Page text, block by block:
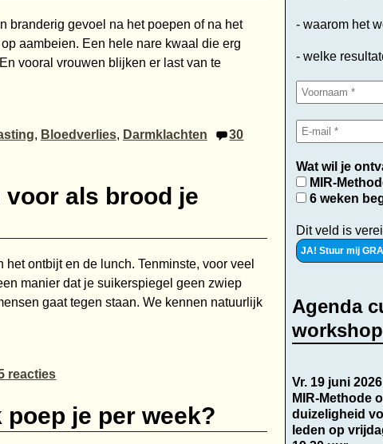
branderig gevoel na het poepen of na het
aambeien. Een hele nare kwaal die erg
vooral vrouwen blijken er last van te
, Bloedverlies, Darmklachten
30
voor als brood je
ontbijt en de lunch. Tenminste, voor veel
manier dat je suikerspiegel geen zwiep
gaat tegen staan. We kennen natuurlijk
reacties
je per week?
- waarom het
- welke
Wat wil je
MIR-
6 weken
Dit veld is
Agenda
Vr. 19 juni
MIR-Methode
duizeligheid
leden op